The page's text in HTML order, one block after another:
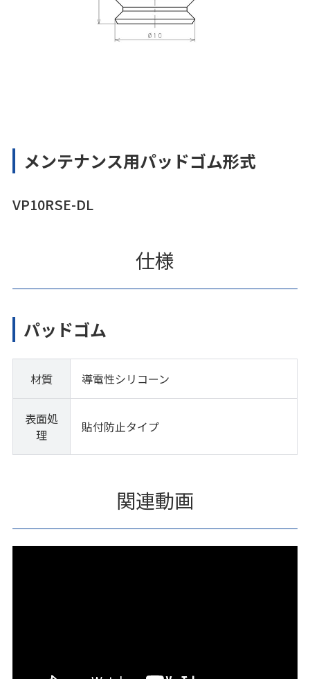
メンテナンス用パッドゴム形式
VP10RSE-DL
仕様
パッドゴム
材質 導電性シリコーン
表面処
理
貼付防止タイプ
関連動画